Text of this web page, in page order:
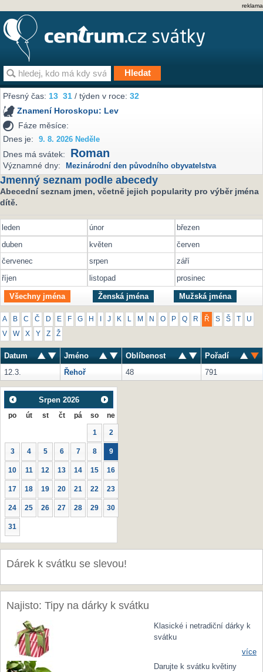
reklama
Přesný čas:13 31 / týden v roce:32
Znamení Horoskopu: Lev
Fáze měsíce:
Dnes je:
9. 8. 2026 Neděle
Dnes má svátek: Roman
Významné dny: Mezinárodní den původního obyvatelstva
Jmenný seznam podle abecedy
Abecední seznam jmen, včetně jejich popularity pro výběr jména
dítě.
leden únor
březen
duben
květen
červen
červenec
srpen
září
říjen
listopad prosinec
Všechny jména Ženská jména Mužská jména
A B C Č D E F G H J K M N O P Q R Ř S Š U
V W X Y Z Ž
Datum Jméno Oblíbenost
Pořadí
12.3.
Řehoř 48 791
Srpen 2026
po út st čt pá so ne
1 2
3 4 5 6 7 8 9
10 11 12 13 14 15 16
17 18 19 20 21 22 23
24 25 26 27 28 29 30
31
Dárek k svátku se slevou!
Najisto: Tipy na dárky k svátku
Klasické i netradiční dárky k
svátku
více
Darujte k svátku květiny